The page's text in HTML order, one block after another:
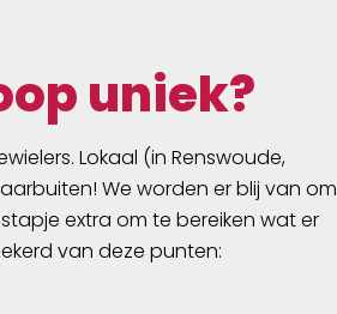
uniek?
Lokaal (in Renswoude,
We worden er blij van om
extra om te bereiken wat er
van deze punten: